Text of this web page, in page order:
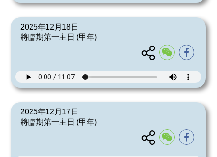
2025年12月18日
將臨期第一主日 (甲年)
2025年12月17日
將臨期第一主日 (甲年)